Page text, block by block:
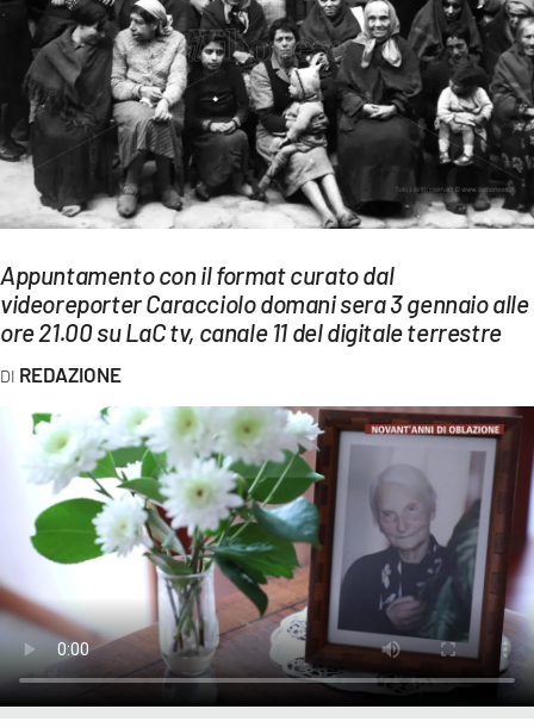
ECONOMIA E LAVORO
EVENTI
SPORT
Streaming
LAC TV
LAC NETWORK
LAC ONAIR
Network
LACPLAY.IT
LACTV.IT
LACONAIR.IT
LACITYMAG.IT
ILREGGINO.IT
Appuntamento con il format curato dal
videoreporter Caracciolo domani sera 3 gennaio alle
ore 21.00 su LaC tv, canale 11 del digitale terrestre
REDAZIONE